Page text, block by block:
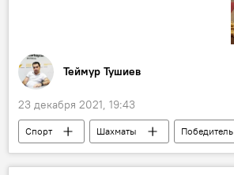
Теймур Тушиев
23 декабря 2021, 19:43
Спорт Шахматы
Победитель
Мемориал Вугара Гашимова